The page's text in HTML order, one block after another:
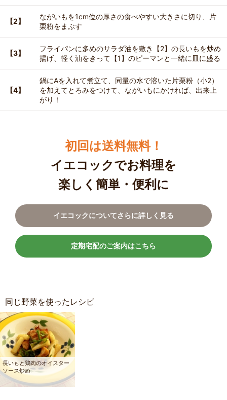
【2】
ながいもを1cm位の厚さの食べやすい大きさに切り、片
栗粉をまぶす
【3】
フライパンに多めのサラダ油を敷き【2】の長いもを炒め
揚げ、軽く油をきって【1】のピーマンと一緒に皿に盛る
【4】
鍋にAを入れて煮立て、同量の水で溶いた片栗粉（小2）
を加えてとろみをつけて、ながいもにかければ、出来上
がり！
初回は送料無料！
イエコックでお料理を
楽しく簡単・便利に
イエコックについてさらに詳しく見る
定期宅配のご案内はこちら
同じ野菜を使ったレシピ
長いもと鶏肉のオイスター
ソース炒め